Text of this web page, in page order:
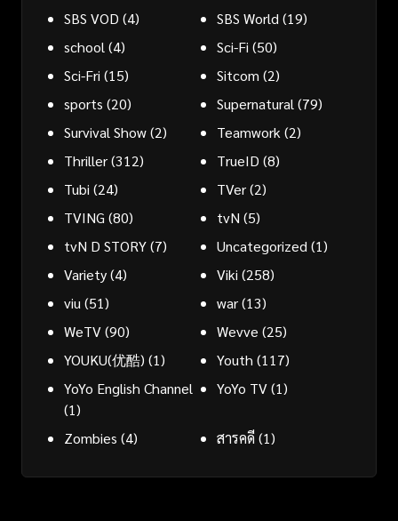
SBS VOD (4) SBS World (19)
school (4) Sci-Fi (50)
Sci-Fri (15) Sitcom (2)
sports (20) Supernatural (79)
Survival Show(2) Teamwork (2)
Thriller(312) TrueID (8)
Tubi (24) TVer(2)
TVING (80) tvN (5)
tvN D STORY(7) Uncategorized (1)
Variety(4) Viki (258)
viu (51) war(13)
WeTV(90) Wevve (25)
YOUKU(优酷) (1) Youth (117)
YoYo English Channel
(1)
YoYo TV(1)
Zombies (4) สารคดี(1)